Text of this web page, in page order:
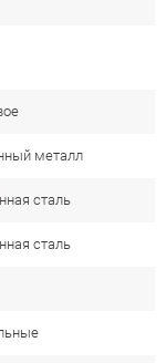
металл
сталь
сталь